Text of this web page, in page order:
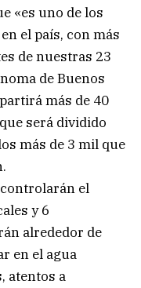
«es uno de los
el país, con más
de nuestras 23
de Buenos
más de 40
será dividido
más de 3 mil que
el
y 6
alrededor de
en el agua
atentos a